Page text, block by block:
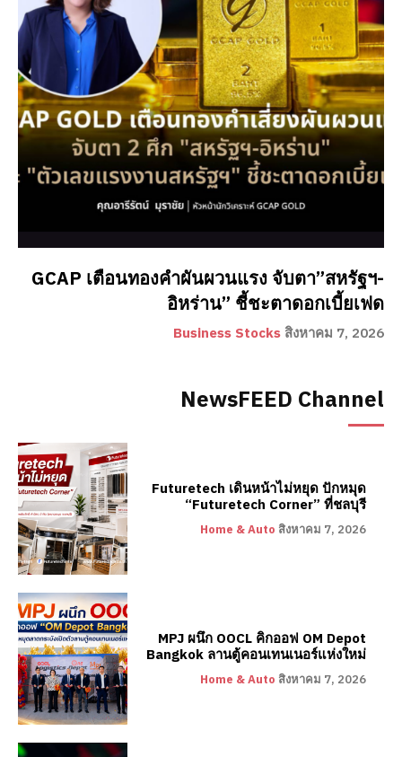
GCAP เตือนทองคำผันผวนแรง จับตา”สหรัฐฯ-
อิหร่าน” ชี้ชะตาดอกเบี้ยเฟด
Business Stocks สิงหาคม 7, 2026
NewsFEED Channel
Futuretech เดินหน้าไม่หยุด ปักหมุด
“Futuretech Corner” ที่ชลบุรี
Home & Auto สิงหาคม 7, 2026
MPJ ผนึก OOCL คิกออฟ OM Depot
Bangkok ลานตู้คอนเทนเนอร์แห่งใหม่
Home & Auto สิงหาคม 7, 2026